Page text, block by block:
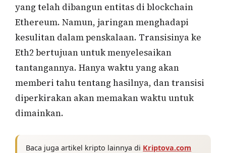
yang telah dibangun entitas di blockchain
Ethereum. Namun, jaringan menghadapi
kesulitan dalam penskalaan. Transisinya ke
Eth2 bertujuan untuk menyelesaikan
tantangannya. Hanya waktu yang akan
memberi tahu tentang hasilnya, dan transisi
diperkirakan akan memakan waktu untuk
dimainkan.
Baca juga artikel kripto lainnya di Kriptova.com